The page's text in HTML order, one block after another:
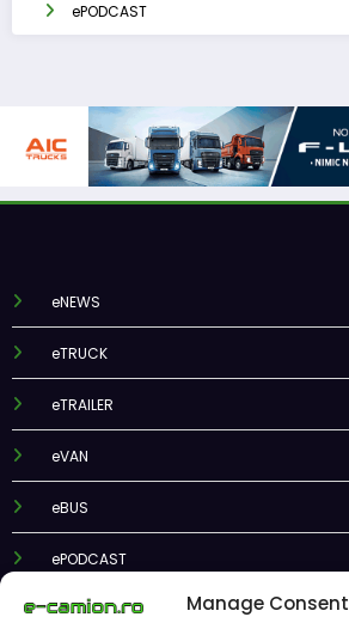
Manage Consent
ePODCAST
eNEWS
eTRUCK
eTRAILER
eVAN
eBUS
ePODCAST